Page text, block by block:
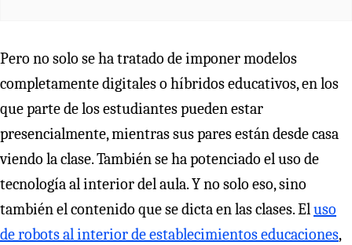
Pero no solo se ha tratado de imponer modelos
completamente digitales o híbridos educativos, en los
que parte de los estudiantes pueden estar
presencialmente, mientras sus pares están desde casa
viendo la clase. También se ha potenciado el uso de
tecnología al interior del aula. Y no solo eso, sino
también el contenido que se dicta en las clases. Eluso
de robots al interior de establecimientos educaciones,